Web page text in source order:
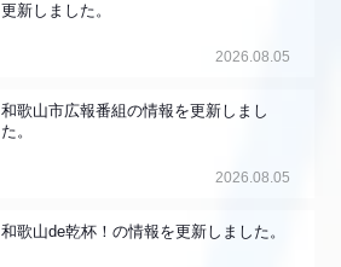
更新しました。
2026.08.05
和歌山市広報番組の情報を更新しまし
た。
2026.08.05
和歌山de乾杯！の情報を更新しました。